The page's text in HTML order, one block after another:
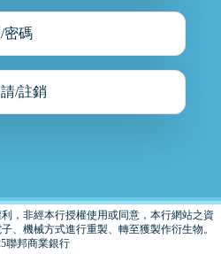
密碼
/註銷
，非經本行授權使用或同意，本行網站之資
、機械方式進行重製、轉至獲製作衍生物。
聯邦商業銀行